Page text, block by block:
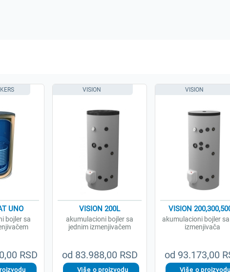
RSD
UNO
bojler sa
od 83.988,00 RSD
VISION 200L
akumulacioni bojler sa
jednim izmenjivačem
VISION
od 93.173,00
VISION
akumulacioni bojler
izmenjivača
VISION